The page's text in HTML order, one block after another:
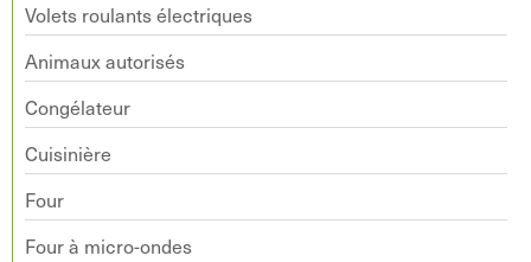
Volets roulants électriques
Animaux autorisés
Congélateur
Cuisinière
Four
Four à micro-ondes